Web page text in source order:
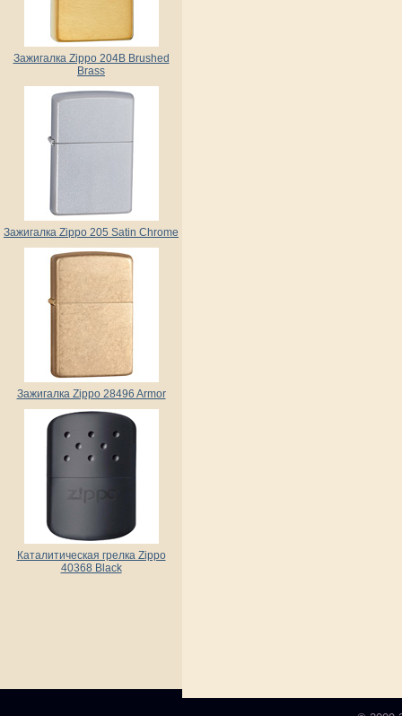
Зажигалка Zippo 204B Brushed
Brass
Зажигалка Zippo 205 Satin Chrome
Зажигалка Zippo 28496 Armor
Каталитическая грелка Zippo
40368 Black